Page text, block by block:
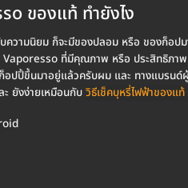
ของแท้ ทำยังไง
บความนิยม ก็จะมีของปลอม หรือ ของก็
Vaporesso ที่มีคุณภาพ หรือ ประสิทธิภา
ปปิ้ขึ้นมาอยู่แล้วครับผม และ ทางแบรน
ยังง่ายเหมือนกับวิธีเช็คบุหรี่ไฟฟ้าของแ